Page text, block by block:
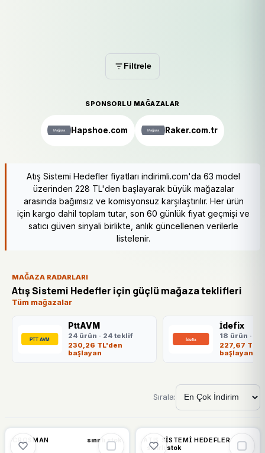
Filtrele
SPONSORLU MAĞAZALAR
Hapshoe.com Raker.com.tr
Atış Sistemi Hedefler fiyatları indirimli.com'da 63 model
üzerinden 228 TL'den başlayarak büyük mağazalar
arasında bağımsız ve komisyonsuz karşılaştırılır. Her ürün
için kargo dahil toplam tutar, son 60 günlük fiyat geçmişi ve
satıcı güven sinyali birlikte, anlık güncellenen verilerle
listelenir.
MAĞAZA RADARLARI
Atış Sistemi Hedefler için güçlü mağaza teklifleri
Tüm mağazalar
PttAVM
24 ürün · 24 teklif
230,26 TL'den
başlayan
İdefix
18 ürün ·
227,67
başlayan
Sırala:
%38 %38 DÜŞTÜ
CROSMAN sınırlı stok %13
ATIŞ SISTEMI HEDEFLER
sınırlı stok